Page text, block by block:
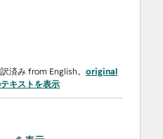
済み from English。original
キストを表示